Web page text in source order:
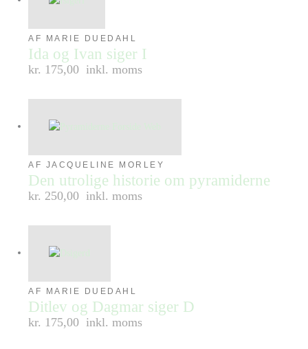
AF MARIE DUEDAHL
Ida og Ivan siger I
kr. 175,00 inkl. moms
AF JACQUELINE MORLEY
Den utrolige historie om pyramiderne
kr. 250,00 inkl. moms
AF MARIE DUEDAHL
Ditlev og Dagmar siger D
kr. 175,00 inkl. moms